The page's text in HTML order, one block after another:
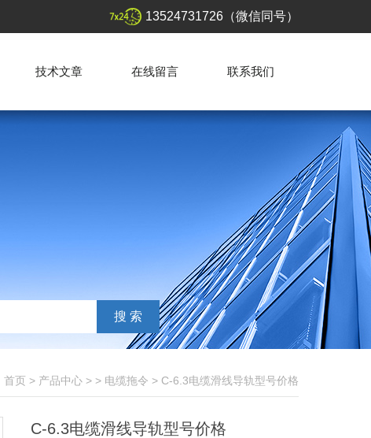
13524731726（微信同号）
技术文章 在线留言 联系我们
首页 > 产品中心 > > 电缆拖令 > C-6.3电缆滑线导轨型号价格
C-6.3电缆滑线导轨型号价格